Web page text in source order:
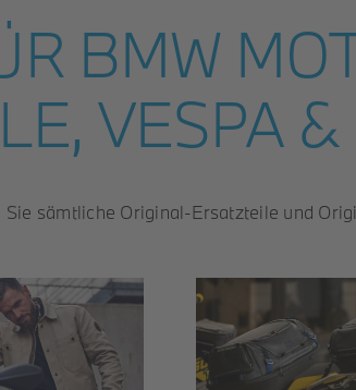
BMW
VESPA &
sämtliche Original-Ersatzteile und